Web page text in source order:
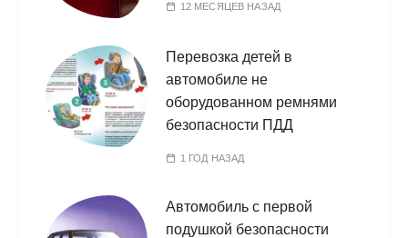
12 МЕСЯЦЕВ НАЗАД
Перевозка детей в
автомобиле не
оборудованном ремнями
безопасности ПДД
1 ГОД НАЗАД
Автомобиль с первой
подушкой безопасности